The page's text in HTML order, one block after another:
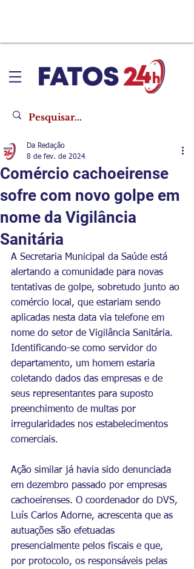
Comércio cachoeirense
sofre com novo golpe em
nome da Vigilância
Sanitária
Da Redação
8 de fev. de 2024
A Secretaria Municipal da Saúde está
alertando a comunidade para novas
tentativas de golpe, sobretudo junto ao
comércio local, que estariam sendo
aplicadas nesta data via telefone em
nome do setor de Vigilância Sanitária.
Identificando-se como servidor do
departamento, um homem estaria
coletando dados das empresas e de
seus representantes para suposto
preenchimento de multas por
irregularidades nos estabelecimentos
comerciais.
Ação similar já havia sido denunciada
em dezembro passado por empresas
cachoeirenses. O coordenador do DVS,
Luís Carlos Adorne, acrescenta que as
autuações são efetuadas
presencialmente pelos fiscais e que,
por protocolo, os responsáveis pelas